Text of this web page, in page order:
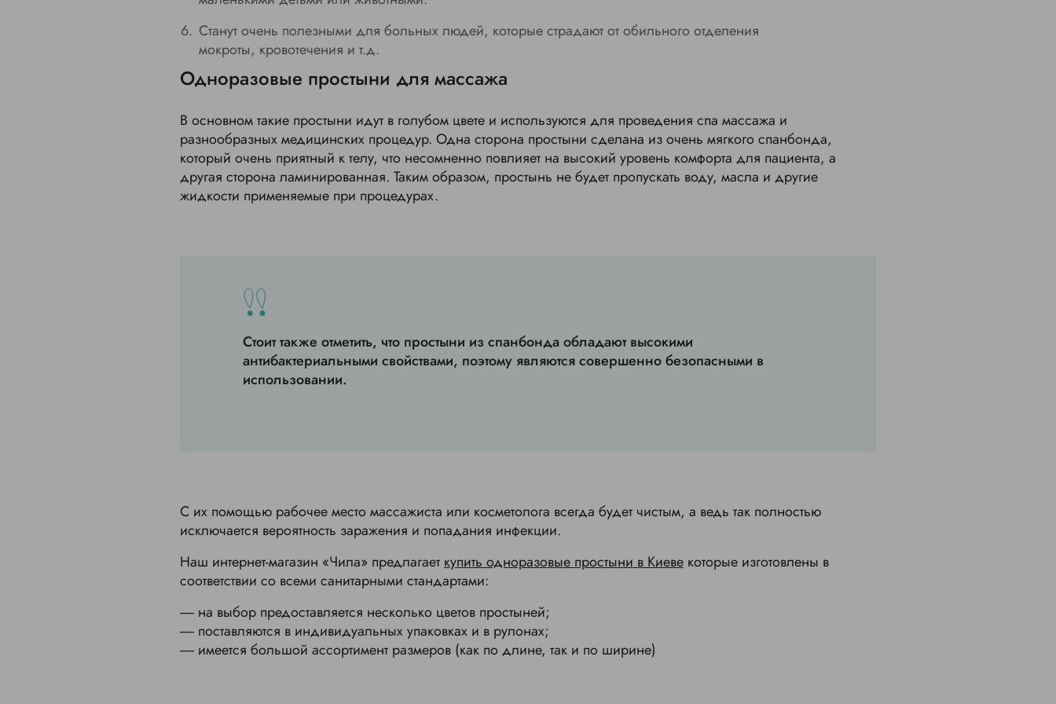
Станут очень полезными для больных людей, которые страдают от обильного отделения
мокроты, кровотечения и т.д.
Одноразовые простыни для массажа
В основном такие простыни идут в голубом цвете и используются для проведения спа массажа и
разнообразных медицинских процедур. Одна сторона простыни сделана из очень мягкого спанбонда,
который очень приятный к телу, что несомненно повлияет на высокий уровень комфорта для пациента, а
другая сторона ламинированная. Таким образом, простынь не будет пропускать воду, масла и другие
жидкости применяемые при процедурах.
Стоит также отметить, что простыни из спанбонда обладают высокими
антибактериальными свойствами, поэтому являются совершенно безопасными в
использовании.
С их помощью рабочее место массажиста или косметолога всегда будет чистым, а ведь так полностью
исключается вероятность заражения и попадания инфекции.
Наш интернет-магазин «Чила» предлагает купить одноразовые простыни в Киеве которые изготовлены в
соответствии со всеми санитарными стандартами:
― на выбор предоставляется несколько цветов простыней;
― поставляются в индивидуальных упаковках и в рулонах;
― имеется большой ассортимент размеров (как по длине, так и по ширине)